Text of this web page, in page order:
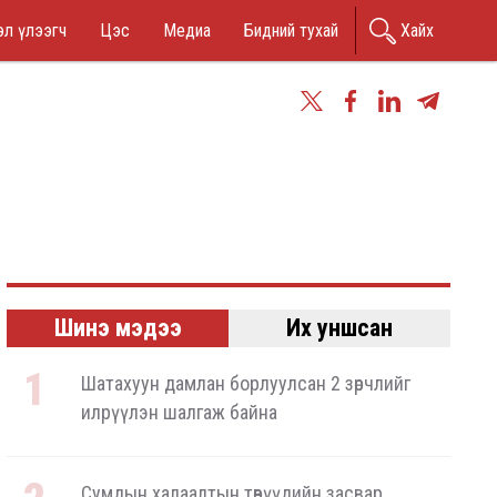
үлээгч Цэс Медиа Бидний тухай Хайх
Шинэ мэдээ Их уншсан
Шатахуун дамлан борлуулсан 2 зөрчлийг
илрүүлэн шалгаж байна